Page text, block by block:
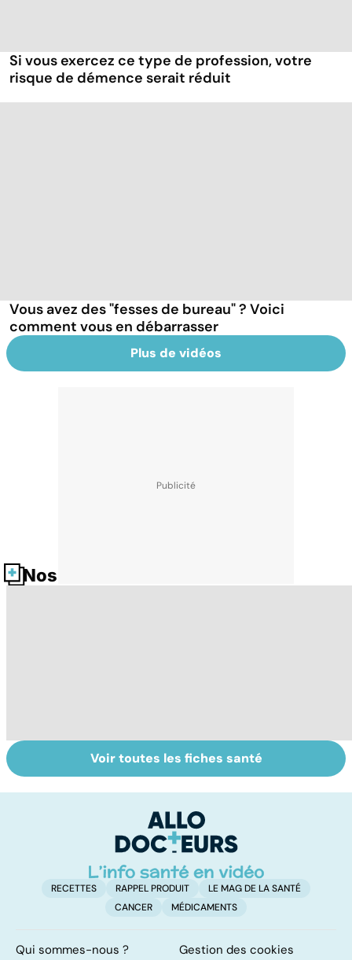
Si vous exercez ce type de profession, votre
risque de démence serait réduit
Vous avez des "fesses de bureau" ? Voici
comment vous en débarrasser
Plus de vidéos
Nos fiches santé
Burn-out :
l'épuisement
Faire du sport à
domicile, c'est
Voir toutes les fiches santé
RECETTES RAPPEL PRODUIT
LE MAG DE LA SANTÉ
CANCER
MÉDICAMENTS
Qui sommes-nous ? Gestion des cookies